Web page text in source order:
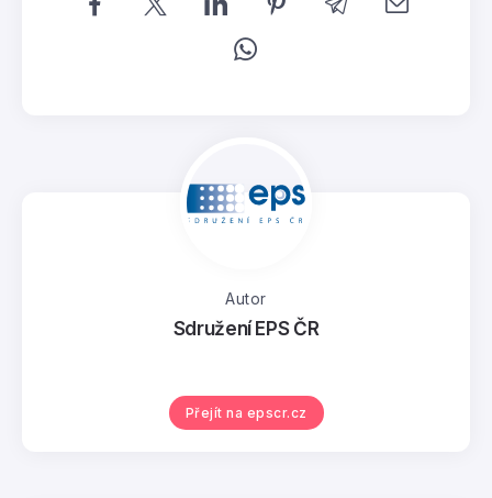
Autor
Sdružení EPS ČR
Přejít na epscr.cz